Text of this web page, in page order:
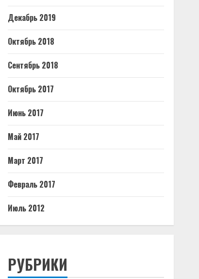
Декабрь 2019
Октябрь 2018
Сентябрь 2018
Октябрь 2017
Июнь 2017
Май 2017
Март 2017
Февраль 2017
Июль 2012
РУБРИКИ